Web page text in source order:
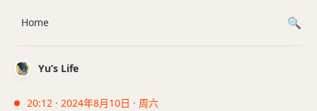
Yu’s Life
20:12 · 2024年8月10日 · 周六
Home